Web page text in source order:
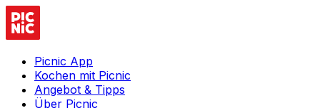
Picnic App
Kochen mit Picnic
Angebot & Tipps
Über Picnic